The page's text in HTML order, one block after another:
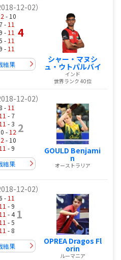
12-02）
- 10
7 - 11
- 11
- 11
- 11
4
結果
シャー・マヌシ
ュ・ウトパルバイ
インド
世界ランク 40位
12-02）
8 - 11
11 - 7
11 - 3
- 12
- 10
11 - 9
2
結果
GOULD Benjami
n
オーストラリア
12-02）
- 11
11 - 9
11 - 4
11 - 5
11 - 8
1
結果
OPREA Dragos Fl
orin
ルーマニア